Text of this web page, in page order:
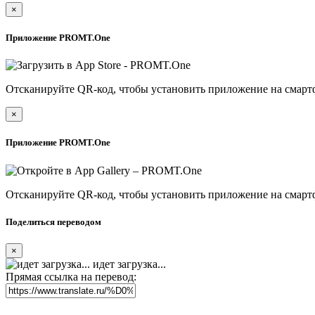
×
Приложение PROMT.One
Отсканируйте QR-код, чтобы установить приложение на
×
Приложение PROMT.One
Отсканируйте QR-код, чтобы установить приложение на
Поделиться переводом
×
идет загрузка...
Прямая ссылка на перевод: